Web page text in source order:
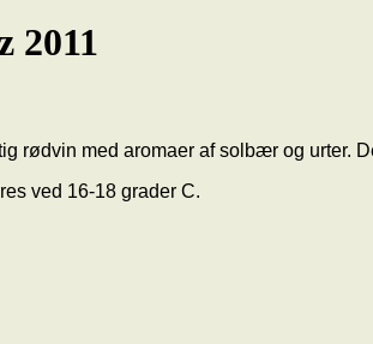
2011
rødvin med aromaer af solbær og urter.
ved 16-18 grader C.